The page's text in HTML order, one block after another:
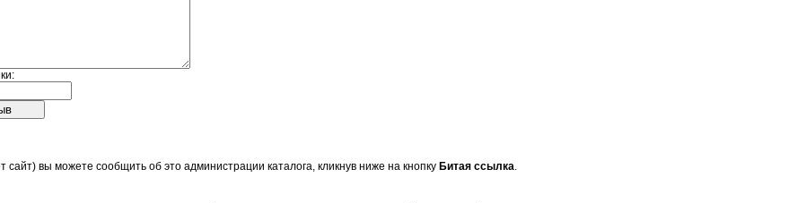
сайт) вы можете сообщить об это администрации каталога, кликнув ниже на кнопку Битая ссылка.